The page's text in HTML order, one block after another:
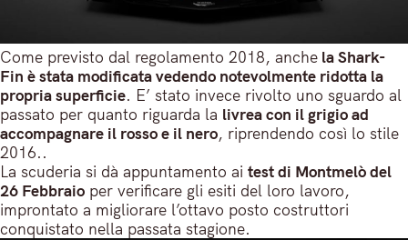
Come previsto dal regolamento 2018, anche la Shark-
Fin è stata modificata vedendo notevolmente ridotta la
propria superficie. E’ stato invece rivolto uno sguardo al
passato per quanto riguarda la livrea con il grigio ad
accompagnare il rosso e il nero, riprendendo così lo stile
2016..
La scuderia si dà appuntamento ai test di Montmelò del
26 Febbraio per verificare gli esiti del loro lavoro,
improntato a migliorare l’ottavo posto costruttori
conquistato nella passata stagione.